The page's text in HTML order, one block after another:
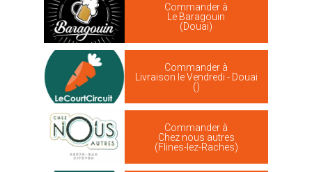
Commander à
Le Baragouin
(Douai)
Commander à
Livraison le Vendredi - Douai
()
Commander à
Chez nous autres
(Flines-lez-Raches)